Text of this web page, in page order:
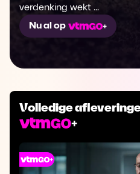
verdenking wekt ...
Nu al op
Volledige